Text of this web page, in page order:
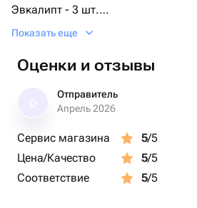
Эвкалипт - 3 шт.
Тишью - 2 шт.
Хризантема одноголовая - 1 шт.
Фоамиран - 3 шт.
Эквадор роза - 3 шт.
брелок зайчик - 1 шт.
флор услуга - 1 шт.
Показать еще
Оценки и отзывы
Отправитель
Апрель 2026
Сервис магазина 5/5
Цена/Качество
5/5
Соответствие
5/5